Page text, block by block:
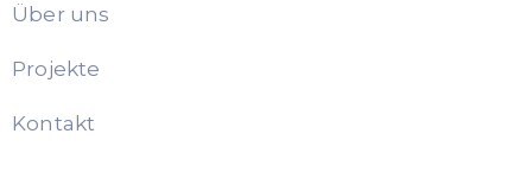
Über uns
Projekte
Kontakt